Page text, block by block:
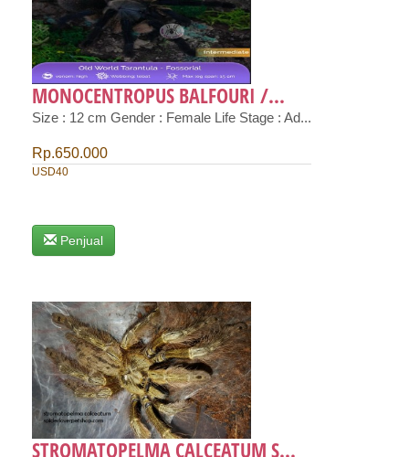
MONOCENTROPUS BALFOURI /...
Size : 12 cm Gender : Female Life Stage : Ad...
Rp.650.000
USD40
Penjual
STROMATOPELMA CALCEATUM S...